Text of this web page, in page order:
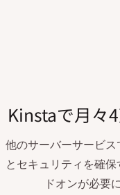
Kinstaで月々
他のサーバーサービ
とセキュリティを確
ドオンが必要